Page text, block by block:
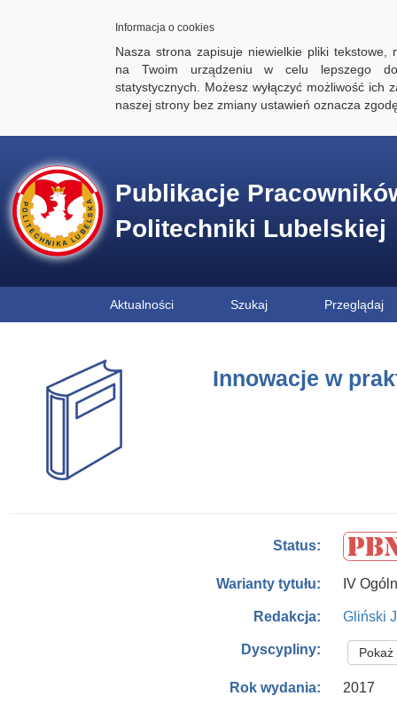
Informacja o cookies
Nasza strona zapisuje niewielkie pliki tekstowe,
na Twoim urządzeniu w celu lepszego
statystycznych. Możesz wyłączyć możliwość ich
naszej strony bez zmiany ustawień oznacza
Publikacje
Politechniki Lubelskiej
Aktualności Szukaj Przeglądaj
Innowacje w
Status:
Warianty tytułu: IV
Redakcja: Gliński
Dyscypliny: Pokaż
Rok wydania: 2017